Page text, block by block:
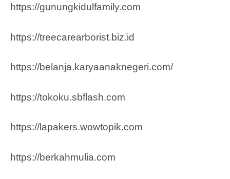
https://gunungkidulfamily.com
https://treecarearborist.biz.id
https://belanja.karyaanaknegeri.com/
https://tokoku.sbflash.com
https://lapakers.wowtopik.com
https://berkahmulia.com